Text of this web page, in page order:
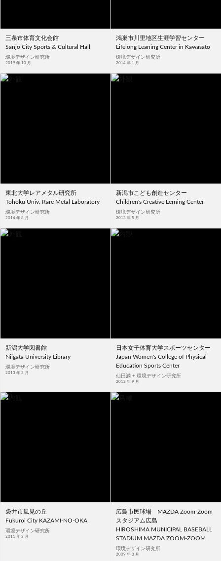
三条市体育文化会館
Sanjo City Sports & Cultural Hall
環境デザイン研究所
2019 年 10 月
鴻巣市川里地区生涯学習センター
Lifelong Leaning Center in Kawasato
環境デザイン研究所
2014 年 1 月
東北大学レアメタル研究所
Tohoku Univ. Rare Metal Laboratory
環境デザイン研究所
2014 年 8 月
新潟市こども創造センター
Children's Creative Lerning Center
環境デザイン研究所
2013 年 5 月
新潟大学図書館
Niigata University Library
環境デザイン研究所
2013 年 3 月
日本女子体育大学スポーツセンター
Japan Women's College of Physical
Education Sports Center
仙田満 + 環境デザイン研究所
2012 年 9 月
袋井市風見の丘
Fukuroi City KAZAMI-NO-OKA
環境デザイン研究所
2011 年 3 月
広島市民球場 MAZDA Zoom-Zoom
スタジアム広島
HIROSHIMA MUNICIPAL BASEBALL
STADIUM MAZDA ZOOM-ZOOM
環境デザイン研究所
2009 年 3 月